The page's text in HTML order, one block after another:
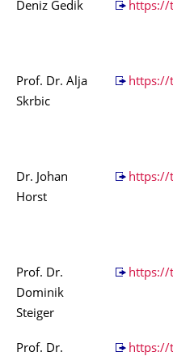
Deniz Gedik https://
Prof. Dr. Alja
Skrbic
https://
Dr. Johan
Horst
https://
Prof. Dr.
Dominik
Steiger
https://
Prof. Dr.
https://